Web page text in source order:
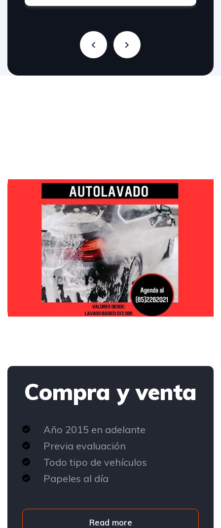
Compra y venta
Año 2015 en adelante
Previa evaluación
Todo tipo de vehículos
Papeles al día
Read more